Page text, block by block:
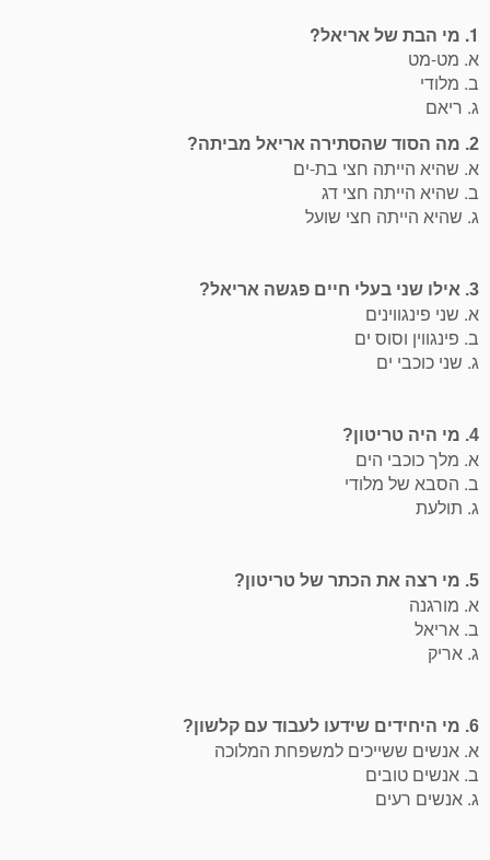
1. מי הבת של אריאל?
א. מט-מט
ב. מלודי
ג. ריאם
2. מה הסוד שהסתירה אריאל מביתה?
א. שהיא הייתה חצי בת-ים
ב. שהיא הייתה חצי דג
ג. שהיא הייתה חצי שועל
3. אילו שני בעלי חיים פגשה אריאל?
א. שני פינגווינים
ב. פינגווין וסוס ים
ג. שני כוכבי ים
4. מי היה טריטון?
א. מלך כוכבי הים
ב. הסבא של מלודי
ג. תולעת
5. מי רצה את הכתר של טריטון?
א. מורגנה
ב. אריאל
ג. אריק
6. מי היחידים שידעו לעבוד עם קלשון?
א. אנשים ששייכים למשפחת המלוכה
ב. אנשים טובים
ג. אנשים רעים